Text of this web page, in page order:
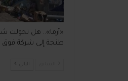
«أرما».. هل تحولت
طنجة إلى شركة فوق
التالي